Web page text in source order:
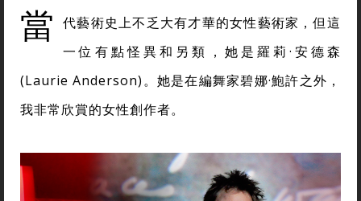
當 代藝術史上不乏大有才華的女性藝術家，但這
一位有點怪異和另類，她是羅莉 · 安德森
(Laurie Anderson)。她是在編舞家碧娜·鮑許之外，
我非常欣賞的女性創作者。